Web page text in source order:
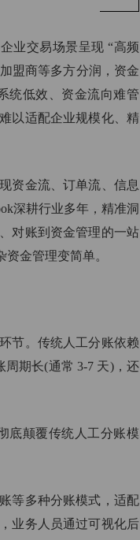
旅游业的交易数字化变革
教育行业
用分账创新教育科技
验企业信息
最新，最热的分账资讯
视频中心
带您玩转分账技术
荣誉证书
业交易场景呈现 “高频
盟商等多方分润，资金
统低效、资金流向难管
以适配企业规模化、精
资金流、订单流、信息
深耕行业多年，精准洞
对账到资金管理的一站
金管理变简单。
节。传统人工分账依赖
期长(通常 3-7 天)，还
底颠覆传统人工分账模
等多种分账模式，适配
业务人员通过可视化后